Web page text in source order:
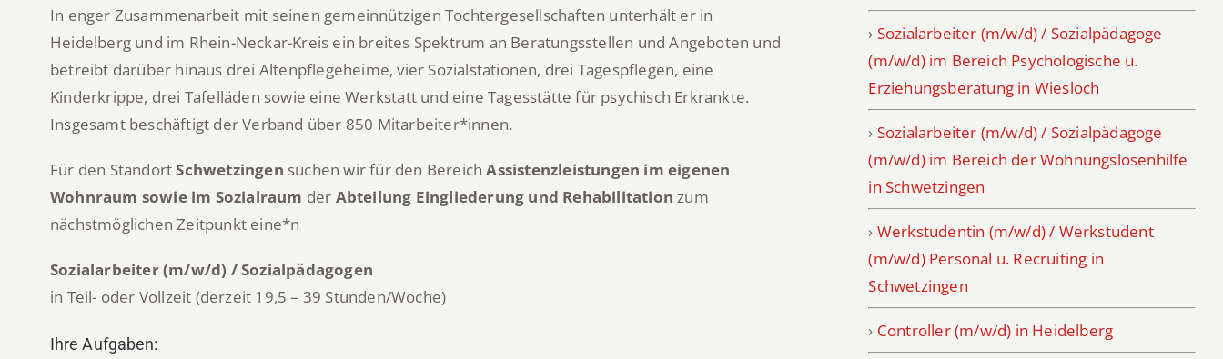
In enger Zusammenarbeit mit seinen gemeinnützigen Tochtergesellschaften unterhält er in
Heidelberg und im Rhein-Neckar-Kreis ein breites Spektrum an Beratungsstellen und Angeboten und
betreibt darüber hinaus drei Altenpflegeheime, vier Sozialstationen, drei Tagespflegen, eine
Kinderkrippe, drei Tafelläden sowie eine Werkstatt und eine Tagesstätte für psychisch Erkrankte.
Insgesamt beschäftigt der Verband über 850 Mitarbeiter*innen.
Für den StandortSchwetzingen suchen wir für den BereichAssistenzleistungen im eigenen
Wohnraum sowie im Sozialraum der Abteilung Eingliederung und Rehabilitation zum
nächstmöglichen Zeitpunkt eine*n
Sozialarbeiter (m/w/d) / Sozialpädagogen
in Teil- oder Vollzeit (derzeit 19,5 – 39 Stunden/Woche)
Ihre Aufgaben:
› Sozialarbeiter (m/w/d) / Sozialpädagoge
(m/w/d) im Bereich Psychologische u.
Erziehungsberatung in Wiesloch
› Sozialarbeiter (m/w/d) / Sozialpädagoge
(m/w/d) im Bereich der Wohnungslosenhilfe
in Schwetzingen
› Werkstudentin (m/w/d) / Werkstudent
(m/w/d) Personal u. Recruiting in
Schwetzingen
› Controller (m/w/d) in Heidelberg